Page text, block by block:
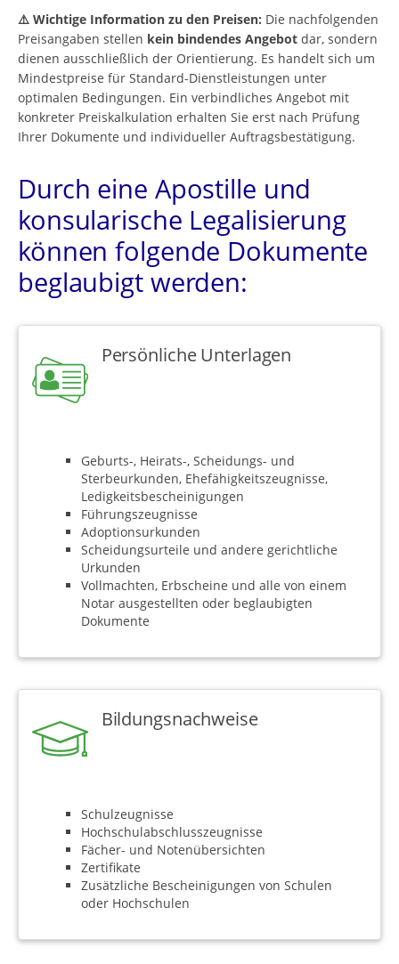
⚠️ Wichtige Information zu den Preisen: Die nachfolgenden
Preisangaben stellen kein bindendes Angebot dar, sondern
dienen ausschließlich der Orientierung. Es handelt sich um
Mindestpreise für Standard-Dienstleistungen unter
optimalen Bedingungen. Ein verbindliches Angebot mit
konkreter Preiskalkulation erhalten Sie erst nach Prüfung
Ihrer Dokumente und individueller Auftragsbestätigung.
Durch eine Apostille und
konsularische Legalisierung
können folgende Dokumente
beglaubigt werden:
Persönliche Unterlagen
Geburts-, Heirats-, Scheidungs- und
Sterbeurkunden, Ehefähigkeitszeugnisse,
Ledigkeitsbescheinigungen
Führungszeugnisse
Adoptionsurkunden
Scheidungsurteile und andere gerichtliche
Urkunden
Vollmachten, Erbscheine und alle von einem
Notar ausgestellten oder beglaubigten
Dokumente
Bildungsnachweise
Schulzeugnisse
Hochschulabschlusszeugnisse
Fächer- und Notenübersichten
Zertifikate
Zusätzliche Bescheinigungen von Schulen
oder Hochschulen